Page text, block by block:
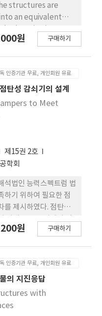
structures are
an equivalent
story structures,
frames (BRBF)
restrained
are compared with
degree of freedom
soil conditions,
and near fault,
input and
in model
mass
the effects of
in the process
According to the
and input
SDOF
twenty' story BRBF
underestimated
original structures
원 구매하기
인증기관 무료, 개인회원 유료
탄성 감쇠기의 설계
to Meet
제15권 2호
학회
석법인 능력스펙트럼 법
하기 위하여 필요한 점
를 제시하였다. 점탄성
구조물의 이력거동에
니라 강성도 변화하기
다. 본 연구에서는 먼
설계변수를 변화시키면
증하였다. 또한 10층의
원 구매하기
인증기관 무료, 개인회원 유료
의 지진응답
with